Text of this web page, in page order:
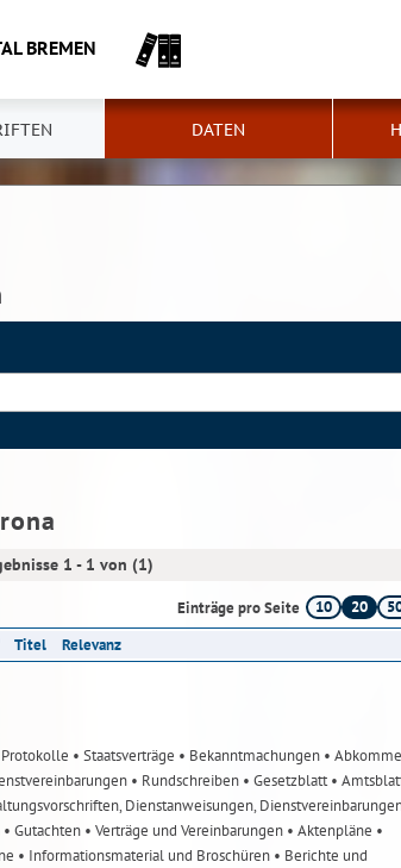
BREMEN
DATEN
1 - 1 von (1)
Einträge pro Seite 10 20
Titel Relevanz
• Staatsverträge • Bekanntmachungen •
• Rundschreiben • Gesetzblatt•
Dienstanweisungen,
• Gutachten • Verträge und Vereinbarungen • Aktenpläne •
• Informationsmaterial und Broschüren • Berichte und